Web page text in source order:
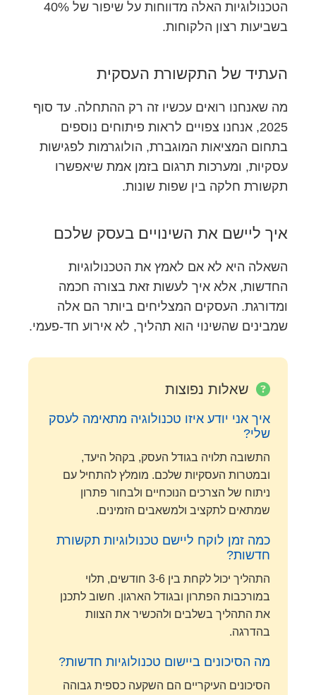
הטכנולוגיות האלה מדווחות על שיפור של 40%
בשביעות רצון הלקוחות.
העתיד של התקשורת העסקית
מה שאנחנו רואים עכשיו זה רק ההתחלה. עד סוף
2025, אנחנו צפויים לראות פיתוחים נוספים
בתחום המציאות המוגברת, הולוגרמות לפגישות
עסקיות, ומערכות תרגום בזמן אמת שיאפשרו
תקשורת חלקה בין שפות שונות.
איך ליישם את השינויים בעסק שלכם
השאלה היא לא אם לאמץ את הטכנולוגיות
החדשות, אלא איך לעשות זאת בצורה חכמה
ומדורגת. העסקים המצליחים ביותר הם אלה
שמבינים שהשינוי הוא תהליך, לא אירוע חד-פעמי.
שאלות נפוצות
איך אני יודע איזו טכנולוגיה מתאימה לעסק
שלי?
התשובה תלויה בגודל העסק, בקהל היעד,
ובמטרות העסקיות שלכם. מומלץ להתחיל עם
ניתוח של הצרכים הנוכחיים ולבחור פתרון
שמתאים לתקציב ולמשאבים הזמינים.
כמה זמן לוקח ליישם טכנולוגיות תקשורת
חדשות?
התהליך יכול לקחת בין 3-6 חודשים, תלוי
במורכבות הפתרון ובגודל הארגון. חשוב לתכנן
את התהליך בשלבים ולהכשיר את הצוות
בהדרגה.
מה הסיכונים ביישום טכנולוגיות חדשות?
הסיכונים העיקריים הם השקעה כספית גבוהה